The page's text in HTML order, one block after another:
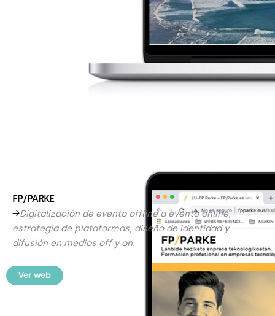
FP/PARKE
→Digitalización de evento offline a evento online,
estrategia de plataformas, diseño de identidad y
difusión en medios off yon.
Ver web